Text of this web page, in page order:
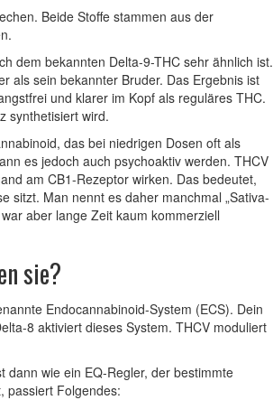
Beide Stoffe stammen aus der
dem bekannten Delta-9-THC sehr ähnlich ist.
als sein bekannter Bruder. Das Ergebnis ist
und klarer im Kopf als reguläres THC.
synthetisiert wird.
das bei niedrigen Dosen oft als
es jedoch auch psychoaktiv werden. THCV
am CB1-Rezeptor wirken. Das bedeutet,
sitzt. Man nennt es daher manchmal „Sativa-
aber lange Zeit kaum kommerziell
sie?
Endocannabinoid-System (ECS). Dein
8 aktiviert dieses System. THCV moduliert
dann wie ein EQ-Regler, der bestimmte
passiert Folgendes: